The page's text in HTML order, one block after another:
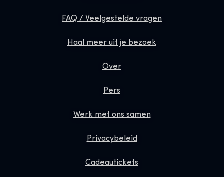
FAQ / Veelgestelde vragen
Haal meer uit je bezoek
Over
Pers
Werk met ons samen
Privacybeleid
Cadeautickets